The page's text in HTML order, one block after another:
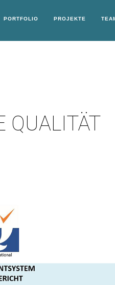
PORTFOLIO PROJEKTE
QUALITÄT